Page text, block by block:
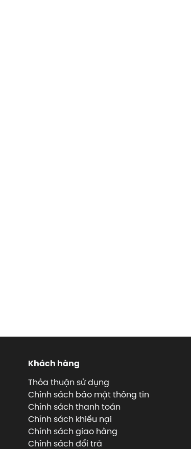
Khách hàng
Thỏa thuận sử dụng
Chính sách bảo mật thông tin
Chính sách thanh toán
Chính sách khiếu nại
Chính sách giao hàng
Chính sách đổi trả